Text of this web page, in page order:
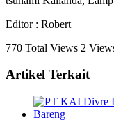
Editor : Robert
770 Total Views 2
Artikel Terkait